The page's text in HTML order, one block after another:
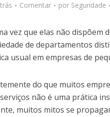
Comentar por Seguridade
vez que elas não dispõem
de departamentos
usual em empresas de
do que muitos
não é uma prática
muitos mitos se